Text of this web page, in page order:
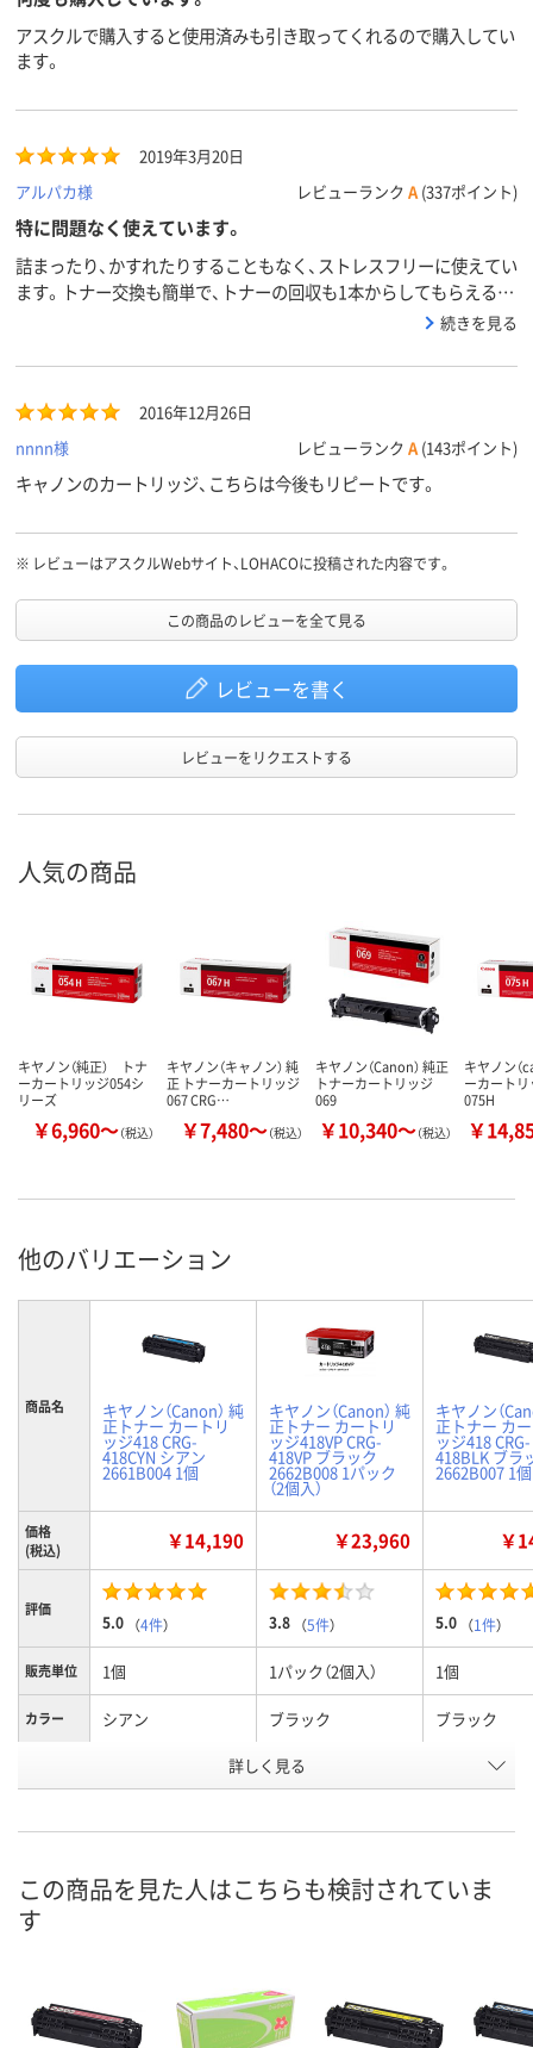
アスクルで購入すると使用済みも引き取ってくれるので購入してい
ます。
2019年3月20日
アルパカ様
レビューランク A (337ポイント)
特に問題なく使えています。
詰まったり、かすれたりすることもなく、ストレスフリーに使えてい
ます。トナー交換も簡単で、トナーの回収も1本からしてもらえるの
続きを見る
2016年12月26日
nnnn様
レビューランク A (143ポイント)
キャノンのカートリッジ、こちらは今後もリピートです。
※ レビューはアスクルWebサイト、LOHACOに投稿された内容です。
この商品のレビューを全て見る
レビューを書く
レビューをリクエストする
人気の商品
キヤノン（純正） トナ
ーカートリッジ054シ
リーズ
￥6,960～（税込）
キヤノン（キャノン） 純
正 トナーカートリッジ
067 CRG…
￥7,480～（税込）
キヤノン（Canon） 純正
トナーカートリッジ
069
￥10,340～（税込）
キヤノン（
ーカートリ
075H
￥
他のバリエーション
商品名 キヤノン（Canon） 純
正トナー カートリ
ッジ418 CRG-
418CYN シアン
2661B004 1個
キヤノン（Canon） 純
正トナー カートリ
ッジ418VP CRG-
418VP ブラック
2662B008 1パック
（2個入）
キヤノン（
正トナー カ
ッジ418 CRG-
418BLK ブラ
2662B007 1個
価格
(税込)
￥14,190 ￥23,960 ￥
評価
5.0 （4件） 3.8 （5件） 5.0 （1件）
販売単位 1個 1パック（2個入） 1個
カラー シアン ブラック ブラック
042109
8月8日（土）
詳しく見る
この商品を見た人はこちらも検討されていま
す